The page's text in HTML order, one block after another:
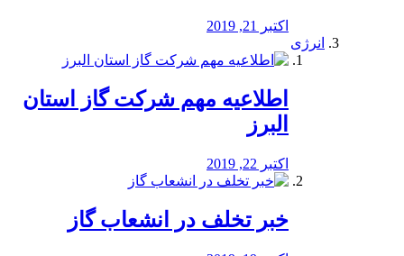
اکتبر 21, 2019
انرژی
️اطلاعیه مهم شرکت گاز استان
البرز
اکتبر 22, 2019
خبر تخلف در انشعاب گاز